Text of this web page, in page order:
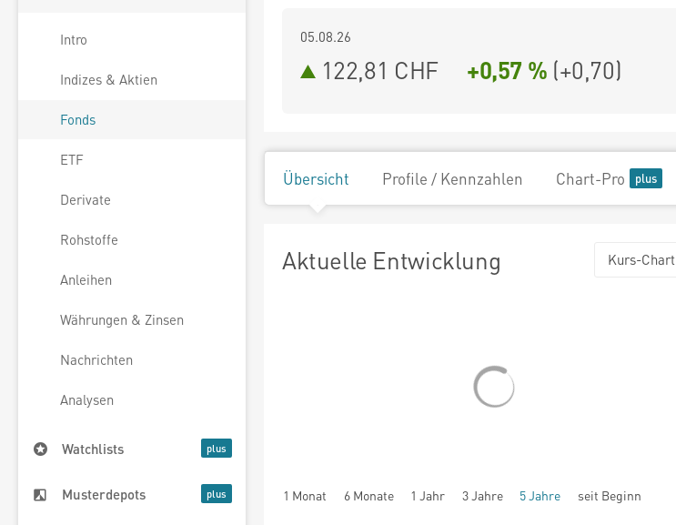
Intro
Indizes & Aktien
Fonds
ETF
Derivate
Rohstoffe
Anleihen
Währungen & Zinsen
Nachrichten
Analysen
Watchlists
Musterdepots
05.08.26
122,81 CHF +0,57 % (+0,70)
Übersicht Profile / Kennzahlen Chart-Pro
Aktuelle Entwicklung Kurs-Chart
1 Monat 6 Monate 1 Jahr 3 Jahre 5 Jahre seit Beginn